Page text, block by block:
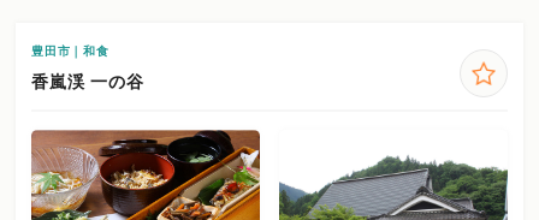
豊田市｜和食
香嵐渓 一の谷